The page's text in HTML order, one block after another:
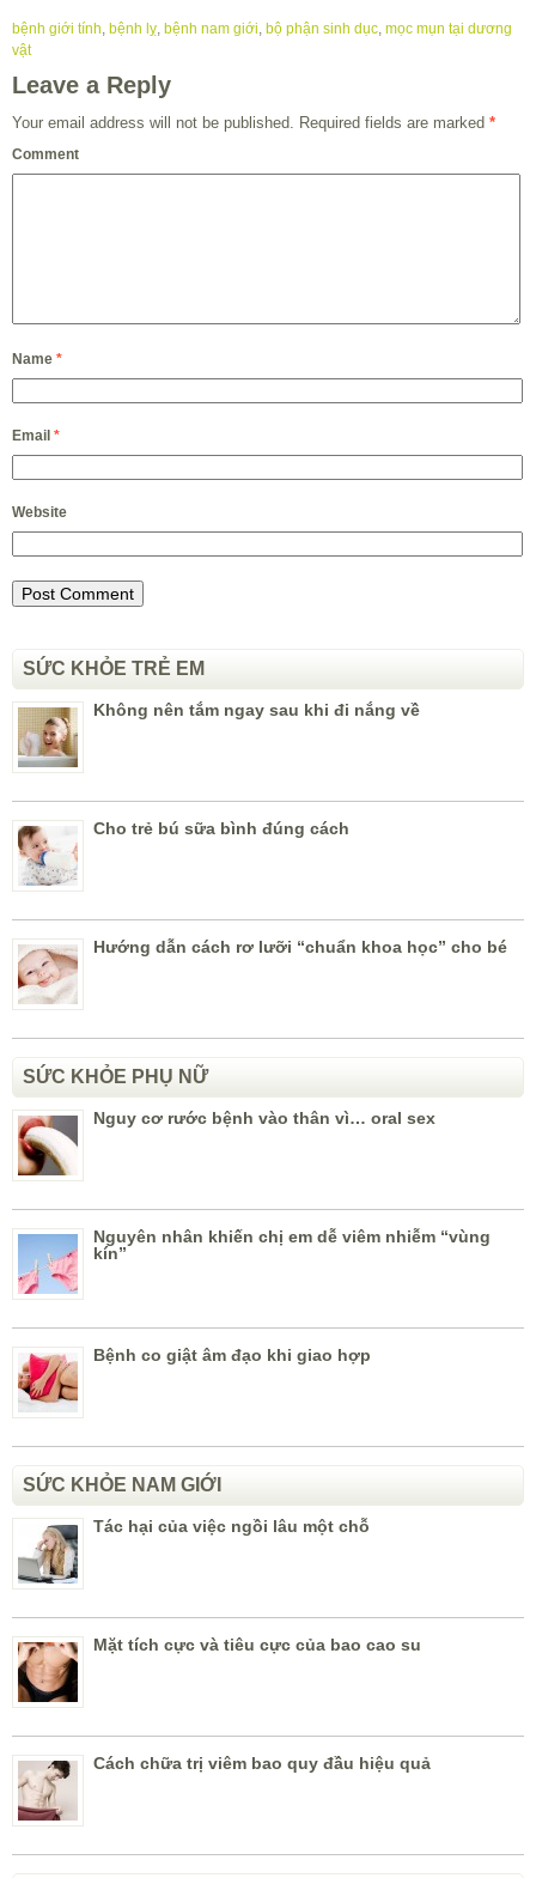
bệnh giới tính, bệnh lỵ, bệnh nam giới, bộ phận sinh dục, mọc mụn tại dương
vật
Leave a Reply
Your email address will not be published. Required fields are marked *
Comment
Name *
Email *
Website
SỨC KHỎE TRẺ EM
Không nên tắm ngay sau khi đi nắng về
Cho trẻ bú sữa bình đúng cách
Hướng dẫn cách rơ lưỡi “chuẩn khoa học” cho bé
SỨC KHỎE PHỤ NỮ
Nguy cơ rước bệnh vào thân vì… oral sex
Nguyên nhân khiến chị em dễ viêm nhiễm “vùng
kín”
Bệnh co giật âm đạo khi giao hợp
SỨC KHỎE NAM GIỚI
Tác hại của việc ngồi lâu một chỗ
Mặt tích cực và tiêu cực của bao cao su
Cách chữa trị viêm bao quy đầu hiệu quả